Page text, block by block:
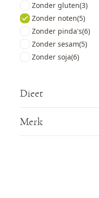
Zonder gluten(3)
Zonder noten(5)
Zonder pinda's(6)
Zonder sesam(5)
Zonder soja(6)
Dieet
Merk